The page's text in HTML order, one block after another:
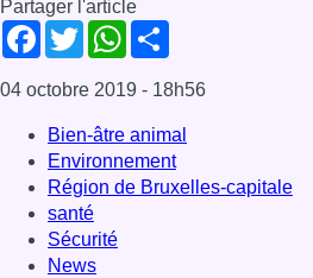
Partager l'article
Facebook
TwitterWhatsApp
04 octobre 2019 - 18h56
Bien-âtre animal
Environnement
Région de Bruxelles-capitale
santé
Sécurité
News